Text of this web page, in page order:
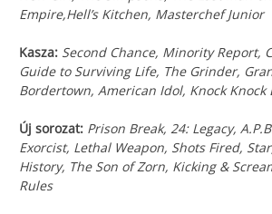
Empire,Hell’s Kitchen, Masterchef Junior
Kasza: Second Chance, Minority Report,
Guide to Surviving Life, The Grinder,
Bordertown, American Idol, Knock Knock
Új sorozat: Prison Break, 24: Legacy,
Exorcist, Lethal Weapon, Shots Fired,
History, The Son of Zorn, Kicking &
Rules